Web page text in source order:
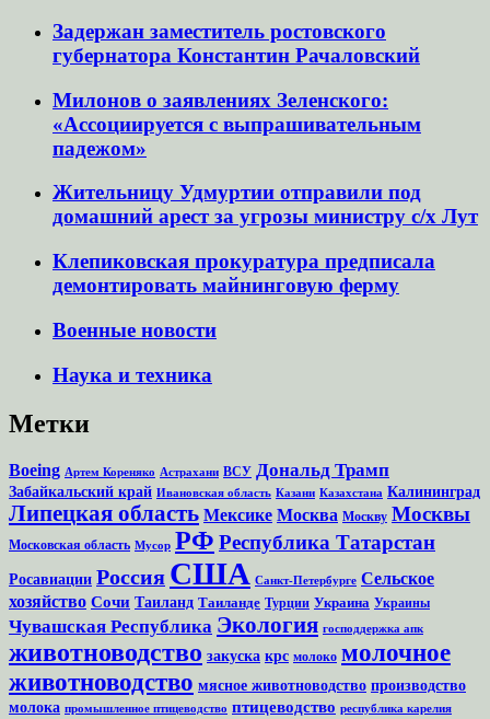
Задержан заместитель ростовского
губернатора Константин Рачаловский
Милонов о заявлениях Зеленского:
«Ассоциируется с выпрашивательным
падежом»
Жительницу Удмуртии отправили под
домашний арест за угрозы министру с/х Лут
Клепиковская прокуратура предписала
демонтировать майнинговую ферму
Военные новости
Наука и техника
Метки
Boeing Артем Кореняко Астрахани ВСУ Дональд Трамп
Забайкальский край Ивановская область Казани Казахстана Калининград
Липецкая область Мексике Москва Москву Москвы
Московская область Мусор РФ Республика Татарстан
Росавиации Россия США Санкт-Петербурге Сельское
хозяйство Сочи Таиланд Таиланде Турции Украина Украины
Чувашская Республика Экология господдержка апк
животноводство закуска крс молоко молочное
животноводство мясное животноводство производство
молока промышленное птицеводство птицеводство республика карелия